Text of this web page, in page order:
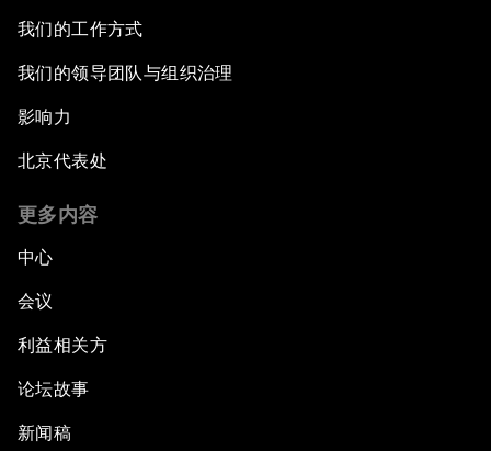
我们的工作方式
我们的领导团队与组织治理
影响力
北京代表处
更多内容
中心
会议
利益相关方
论坛故事
新闻稿